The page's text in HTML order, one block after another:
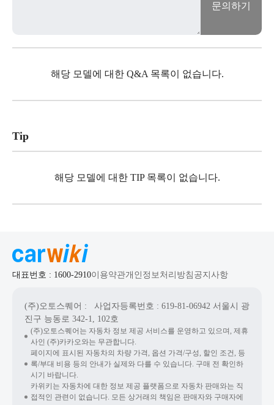
문의하기
해당 모델에 대한 Q&A 목록이 없습니다.
Tip
해당 모델에 대한 TIP 목록이 없습니다.
대표번호 : 1600-2910이용약관개인정보처리방침 공지사항
(주)오토스퀘어 : 사업자등록번호 : 619-81-06942 서울시 광
진구 능동로 342-1, 102호
(주)오토스퀘어는 자동차 정보 제공 서비스를 운영하고 있으며, 제휴
사인 (주)카카오와는 무관합니다.
페이지에 표시된 자동차의 차량 가격, 옵션 가격/구성, 할인 조건, 등
록/부대 비용 등의 안내가 실제와 다를 수 있습니다. 구매 전 확인하
시기 바랍니다.
카위키는 자동차에 대한 정보 제공 플랫폼으로 자동차 판매와는 직
접적인 관련이 없습니다. 모든 상거래의 책임은 판매자와 구매자에